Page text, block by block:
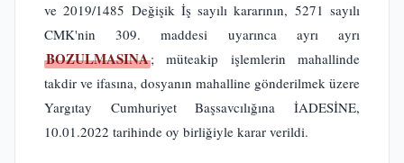
ve 2019/1485 Değişik İş sayılı kararının, 5271 sayılı
CMK'nin 309. maddesi uyarınca ayrı ayrı
BOZULMASINA; müteakip işlemlerin mahallinde
takdir ve ifasına, dosyanın mahalline gönderilmek üzere
Yargıtay Cumhuriyet Başsavcılığına İADESİNE,
10.01.2022 tarihinde oy birliğiyle karar verildi.